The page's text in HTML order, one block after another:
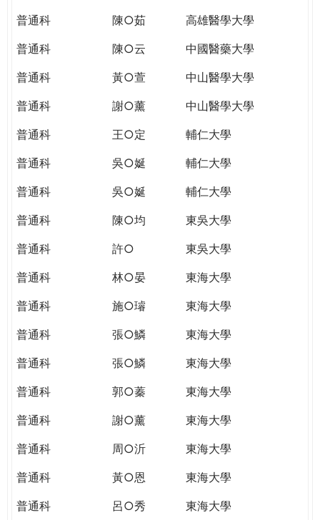
普通科
陳○茹
高雄醫學大學
普通科
陳○云
中國醫藥大學
普通科
黃○萱
中山醫學大學
普通科
謝○薰
中山醫學大學
普通科
王○定
輔仁大學
普通科
吳○娫
輔仁大學
普通科
吳○娫
輔仁大學
普通科
陳○均
東吳大學
普通科
許○
東吳大學
普通科
林○晏
東海大學
普通科
施○璿
東海大學
普通科
張○鱗
東海大學
普通科
張○鱗
東海大學
普通科
郭○蓁
東海大學
普通科
謝○薰
東海大學
普通科
周○沂
東海大學
普通科
黃○恩
東海大學
普通科
呂○秀
東海大學